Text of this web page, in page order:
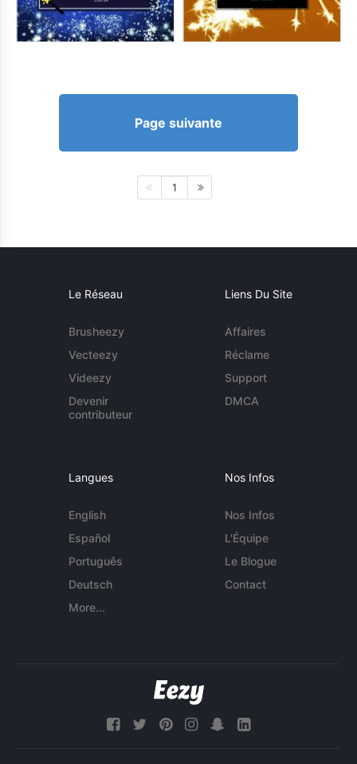
Page suivante
1
Le Réseau
Brusheezy
Vecteezy
Videezy
Devenir
contributeur
Liens Du Site
Affaires
Réclame
Support
DMCA
Langues
English
Español
Português
Deutsch
More...
Nos Infos
Nos Infos
L'Équipe
Le Blogue
Contact